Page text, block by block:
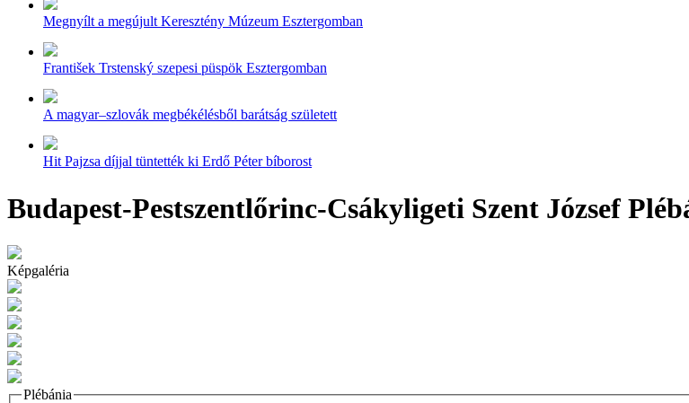
Megnyílt a megújult Keresztény Múzeum Esztergomban
František Trstenský szepesi püspök Esztergomban
A magyar–szlovák megbékélésből barátság született
Hit Pajzsa díjjal tüntették ki Erdő Péter bíborost
Budapest-Pestszentlőrinc-Csákyligeti Szent József
Képgaléria
Plébánia